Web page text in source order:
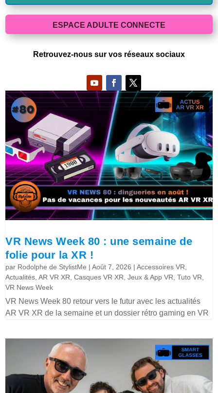
ESPACE ADULTE CONNECTE
Retrouvez-nous sur vos réseaux sociaux
VR News Week 80 : une semaine de
folie pour la XR !
par Rodolphe de StylistMe |Août 7, 2026 |Accessoires VR,
Actualités,AR VR XR,Casques VR XR,Jeux & App VR,Tuto VR,
VR News Week
VR News Week 80 retour vers le futur avec les actualités
AR VR XR de la semaine et un dossier rétro gaming en VR